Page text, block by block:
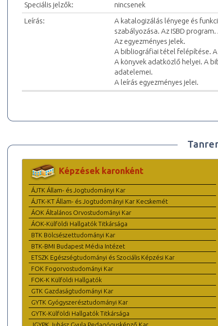
Speciális jelzők:
nincsenek
Leírás:
A katalogizálás lényege és
szabályozása. Az ISBD
Az egyezményes jelek.
A bibliográfiai tétel felépítése.
A könyvek adatközlő helyei. A
adatelemei.
A leírás egyezményes jelei.
Képzések karonként
ÁJTK Állam- és Jogtudományi Kar
ÁJTK-KT Állam- és Jogtudományi Kar Kecskemét
ÁOK Általános Orvostudományi Kar
ÁOK-Külföldi Hallgatók Titkársága
BTK Bölcsészettudományi Kar
BTK-BMI Budapest Média Intézet
ETSZK Egészségtudományi és Szociális Képzési Kar
FOK Fogorvostudományi Kar
FOK-K Külföldi Hallgatók
GTK Gazdaságtudományi Kar
GYTK Gyógyszerésztudományi Kar
GYTK-Külföldi Hallgatók Titkársága
JGYPK Juhász Gyula Pedagógusképző Kar